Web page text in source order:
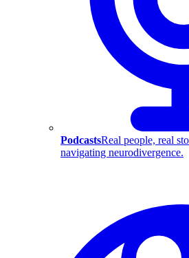
PodcastsReal people, real
navigating neurodivergence.